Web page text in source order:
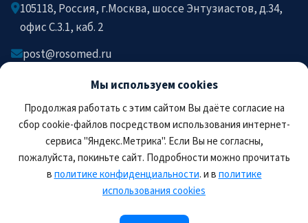
Мы используем cookies
Продолжая работать с этим сайтом Вы даёте согласие на
сбор cookie-файлов посредством использования интернет-
сервиса "Яндекс.Метрика". Если Вы не согласны,
пожалуйста, покиньте сайт. Подробности можно прочитать
вполитике конфиденциальности. и вполитике
использования cookies
105118, Россия, г.Москва, шоссе Энтузиастов, д.34,
офис C.3.1, каб. 2
post@rosomed.ru
+7-903-729-09-87
+7-910-880-36-92